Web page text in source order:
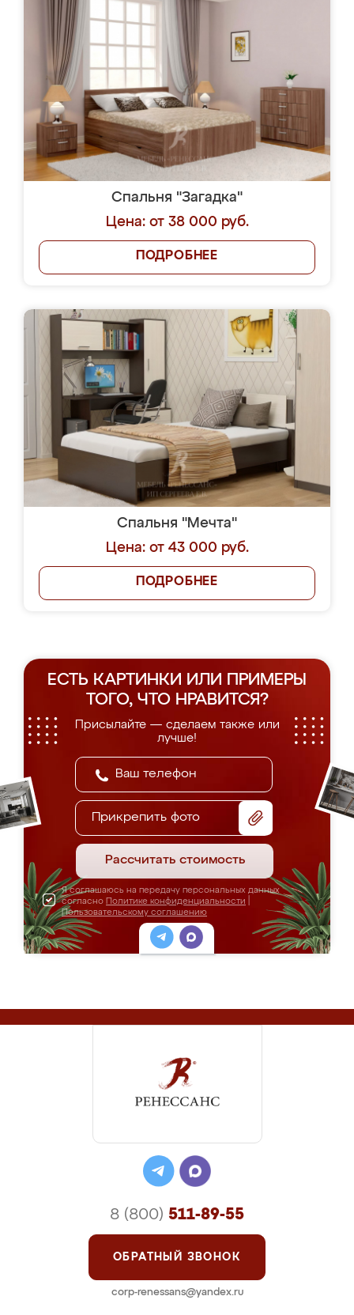
Спальня "Загадка"
Цена: от 38 000 руб.
ПОДРОБНЕЕ
Спальня "Мечта"
Цена: от 43 000 руб.
ПОДРОБНЕЕ
ЕСТЬ КАРТИНКИ ИЛИ ПРИМЕРЫ
ТОГО, ЧТО НРАВИТСЯ?
Присылайте — сделаем также или
лучше!
Прикрепить фото
Рассчитать стоимость
Я соглашаюсь на передачу персональных данных
согласно Политике конфиденциальности
Пользовательскому соглашению
8 (800) 511-89-55
ОБРАТНЫЙ ЗВОНОК
corp-renessans@yandex.ru